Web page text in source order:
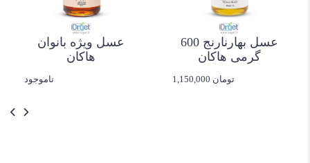
عسل بهارنارنج 600
گرمی هاکان